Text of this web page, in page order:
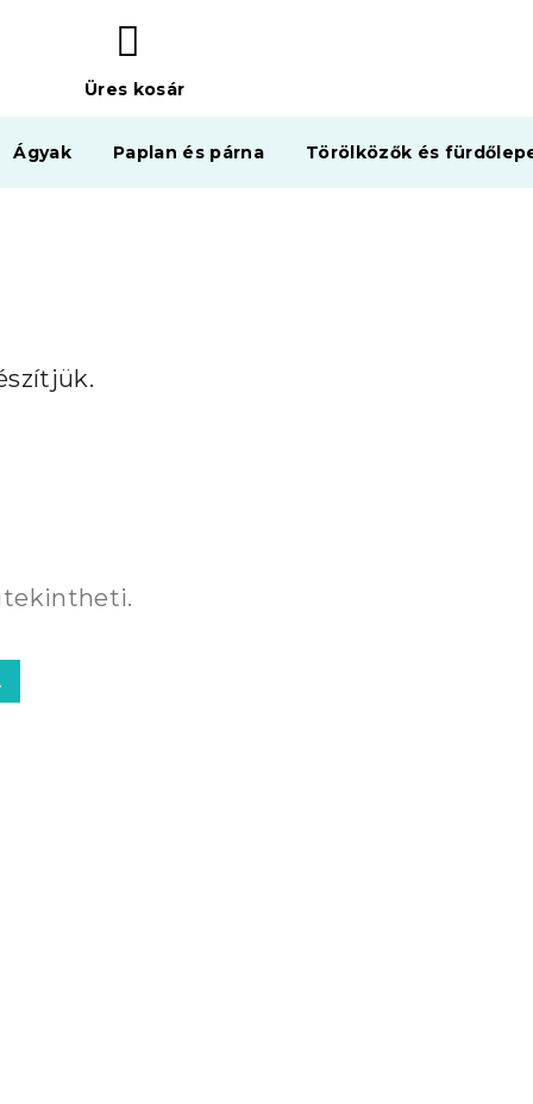
KOSÁR
Üres kosár
Ágyak Paplan és párna Törölközők és